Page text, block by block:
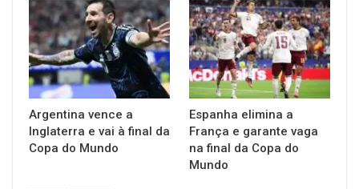
Argentina vence a
Inglaterra e vai à final da
Copa do Mundo
Espanha elimina a
França e garante vaga
na final da Copa do
Mundo